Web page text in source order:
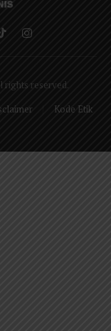
TikTokInstagram
rights reserved.
Kode Etik